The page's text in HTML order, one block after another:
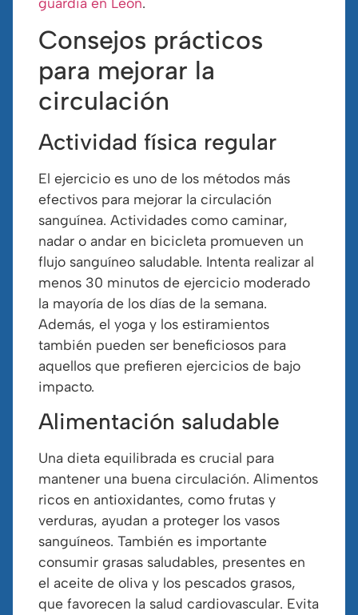
Consejos prácticos
para mejorar la
circulación
Actividad física regular
El ejercicio es uno de los métodos más
efectivos para mejorar la circulación
sanguínea. Actividades como caminar,
nadar o andar en bicicleta promueven un
flujo sanguíneo saludable. Intenta realizar al
menos 30 minutos de ejercicio moderado
la mayoría de los días de la semana.
Además, el yoga y los estiramientos
también pueden ser beneficiosos para
aquellos que prefieren ejercicios de bajo
impacto.
Alimentación saludable
Una dieta equilibrada es crucial para
mantener una buena circulación. Alimentos
ricos en antioxidantes, como frutas y
verduras, ayudan a proteger los vasos
sanguíneos. También es importante
consumir grasas saludables, presentes en
el aceite de oliva y los pescados grasos,
que favorecen la salud cardiovascular. Evita